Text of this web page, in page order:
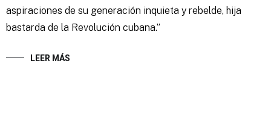
aspiraciones de su generación inquieta y rebelde, hija
bastarda de la Revolución cubana.”
LEER MÁS